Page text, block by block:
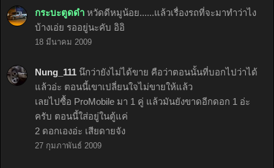
กระบะตูดดำ หวัดดีหมูน้อย......แล้วเรื่องรถที่จะมาทําว่าไง
บ้างเอ่ย รออยู่นะคับ อิอิ
18 มีนาคม 2009
Nung_111 นึกว่ายังไม่ได้ขาย คือว่าตอนนั้นที่บอกไปว่าได้
แล้วอ่ะ ตอนนี้เขาเปลี่ยนใจไม่ขายให้แล้ว
เลยไปซื้อ ProMobile มา 1 คู่ แล้วมันยังขาดอีกดอก 1 อ่ะ
ครับ ตอนนี้ใส่อยู่ในตู้แค่
2 ดอกเองอ่ะ เสียดายจัง
27 กุมภาพันธ์ 2009